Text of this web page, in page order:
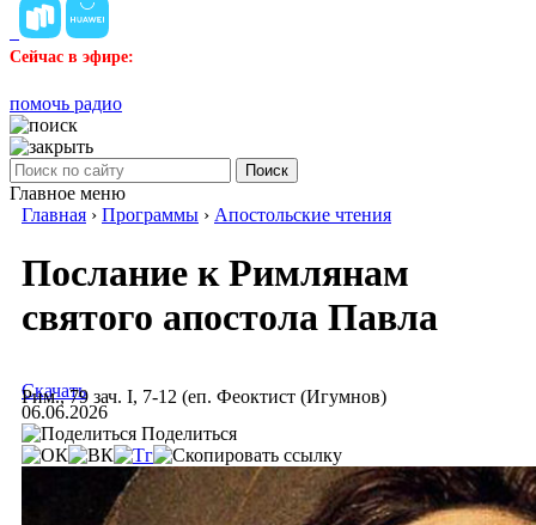
Сейчас в эфире:
помочь радио
Поиск
Главное меню
Главная › Программы › Апостольские чтения
Послание к Римлянам
святого апостола Павла
Рим., 79 зач. I, 7-12 (еп. Феоктист (Игумнов)
Скачать
06.06.2026
Поделиться